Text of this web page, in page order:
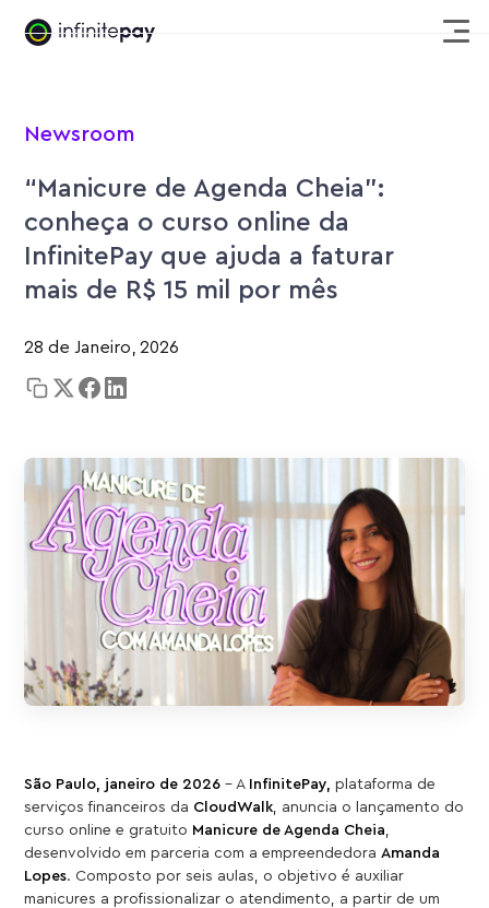
Newsroom
“Manicure de Agenda Cheia”:
conheça o curso online da
InfinitePay que ajuda a faturar
mais de R$ 15 mil por mês
São Paulo, janeiro de 2026 - A InfinitePay, plataforma de
serviços financeiros da CloudWalk , anuncia o lançamento do
curso online e gratuito Manicure de Agenda Cheia
desenvolvido em parceria com a empreendedora Amanda
Lopes. Composto por seis aulas, o objetivo é auxiliar
manicures a profissionalizar o atendimento, a partir de um
28 de Janeiro, 2026